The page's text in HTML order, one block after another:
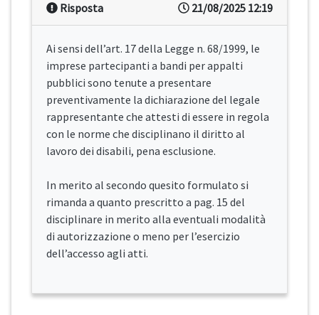
21/08/2025 12:19
Risposta
Ai sensi dell’art. 17 della Legge n. 68/1999, le
imprese partecipanti a bandi per appalti
pubblici sono tenute a presentare
preventivamente la dichiarazione del legale
rappresentante che attesti di essere in regola
con le norme che disciplinano il diritto al
lavoro dei disabili, pena esclusione.
In merito al secondo quesito formulato si
rimanda a quanto prescritto a pag. 15 del
disciplinare in merito alla eventuali modalità
di autorizzazione o meno per l’esercizio
dell’accesso agli atti.